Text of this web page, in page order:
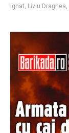
ignat, Liviu Dragnea,